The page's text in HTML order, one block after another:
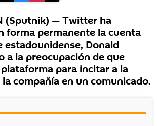
(Sputnik) — Twitter ha
forma permanente la cuenta
estadounidense, Donald
a la preocupación de que
para incitar a la
compañía en un comunicado.